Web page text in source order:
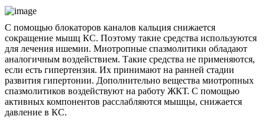
С помощью блокаторов каналов кальция снижается
сокращение мышц КС. Поэтому такие средства используются
для лечения ишемии. Миотропные спазмолитики обладают
аналогичным воздействием. Такие средства не применяются,
если есть гипертензия. Их принимают на ранней стадии
развития гипертонии. Дополнительно вещества миотропных
спазмолитиков воздействуют на работу ЖКТ. С помощью
активных компонентов расслабляются мышцы, снижается
давление в КС.